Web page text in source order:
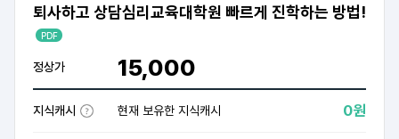
퇴사하고 상담심리교육대학원 빠르게 진학하는 방법!
PDF
정상가 15,000
지식캐시 현재 보유한 지식캐시 0원